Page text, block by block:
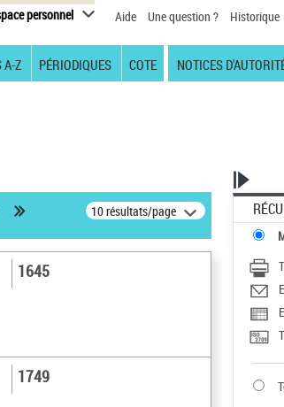
personnel Aide Une question ? Historique
A-Z PÉRIODIQUES COTE NOTICES
10 résultats/page
1645
1749